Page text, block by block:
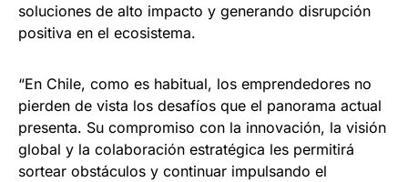
soluciones de alto impacto y generando disrupción
positiva en el ecosistema.
“En Chile, como es habitual, los emprendedores no
pierden de vista los desafíos que el panorama actual
presenta. Su compromiso con la innovación, la visión
global y la colaboración estratégica les permitirá
sortear obstáculos y continuar impulsando el